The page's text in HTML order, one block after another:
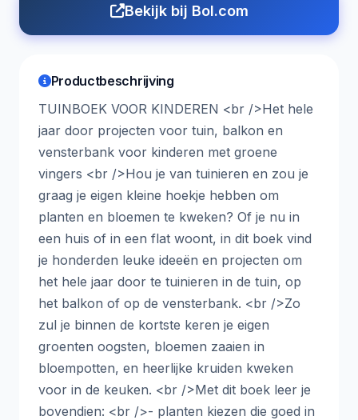
Bekijk bij Bol.com
Productbeschrijving
TUINBOEK VOOR KINDEREN <br />Het hele
jaar door projecten voor tuin, balkon en
vensterbank voor kinderen met groene
vingers <br />Hou je van tuinieren en zou je
graag je eigen kleine hoekje hebben om
planten en bloemen te kweken? Of je nu in
een huis of in een flat woont, in dit boek vind
je honderden leuke ideeën en projecten om
het hele jaar door te tuinieren in de tuin, op
het balkon of op de vensterbank. <br />Zo
zul je binnen de kortste keren je eigen
groenten oogsten, bloemen zaaien in
bloempotten, en heerlijke kruiden kweken
voor in de keuken. <br />Met dit boek leer je
bovendien: <br />- planten kiezen die goed in